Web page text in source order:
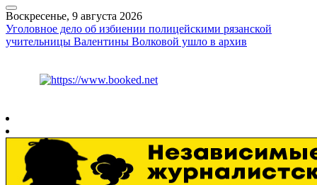
Воскресенье, 9 августа 2026
Уголовное дело об избиении полицейскими рязанской
учительницы Валентины Волковой ушло в архив